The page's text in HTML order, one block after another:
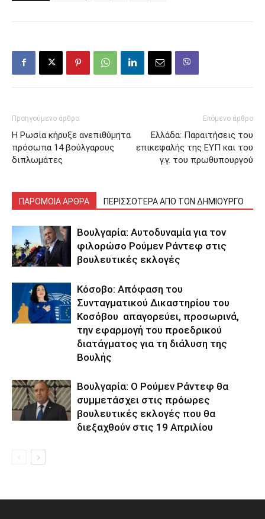
Προηγούμενο άρθρο
Η Ρωσία κήρυξε ανεπιθύμητα
πρόσωπα 14 βούλγαρους
διπλωμάτες
Επόμενο άρθρο
Ελλάδα: Παραιτήσεις του
επικεφαλής της ΕΥΠ και του
γ.γ. του πρωθυπουργού
ΠΑΡΟΜΟΙΑ ΑΡΘΡΑ ΠΕΡΙΣΣΟΤΕΡΑ ΑΠΟ ΤΟΝ ΔΗΜΙΟΥΡΓΟ
Βουλγαρία: Αυτοδυναμία για τον
φιλορώσο Ρούμεν Ράντεφ στις
βουλευτικές εκλογές
Κόσοβο: Απόφαση του
Συνταγματικού Δικαστηρίου του
Κοσόβου απαγορεύει, προσωρινά,
την εφαρμογή του προεδρικού
διατάγματος για τη διάλυση της
Βουλής
Βουλγαρία: Ο Ρούμεν Ράντεφ θα
συμμετάσχει στις πρόωρες
βουλευτικές εκλογές που θα
διεξαχθούν στις 19 Απριλίου